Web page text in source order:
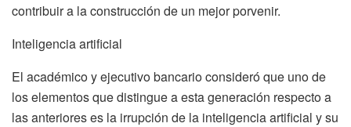
contribuir a la construcción de un mejor porvenir.
Inteligencia artificial
El académico y ejecutivo bancario consideró que uno de
los elementos que distingue a esta generación respecto a
las anteriores es la irrupción de la inteligencia artificial y su